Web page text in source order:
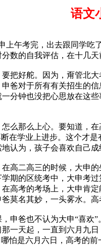
语文
上午考完，出去跟同学
数的自我评估，在十几
把好舵。因为，甭管北
爸对于所有有关招生的
分钟也没把心思放在这
么那么上心。要知道，
在学业上进步。这个才
认为，孩子会喜欢自己
高二高三的时候，大申
期的区统考中，大申
考的考场上，大申肯
莫名其妙，一头雾水。
申爸也不认为大申“喜欢
一天起，一直到六月九
怕是六月六日，高考的